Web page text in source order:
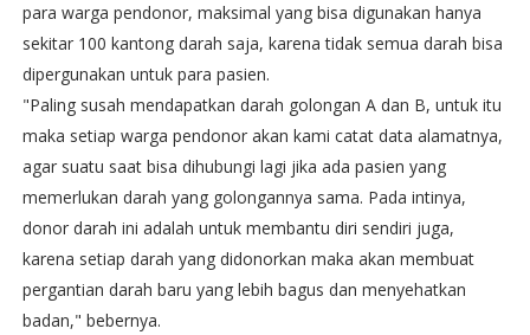
para warga pendonor, maksimal yang bisa digunakan hanya
sekitar 100 kantong darah saja, karena tidak semua darah bisa
dipergunakan untuk para pasien.
"Paling susah mendapatkan darah golongan A dan B, untuk itu
maka setiap warga pendonor akan kami catat data alamatnya,
agar suatu saat bisa dihubungi lagi jika ada pasien yang
memerlukan darah yang golongannya sama. Pada intinya,
donor darah ini adalah untuk membantu diri sendiri juga,
karena setiap darah yang didonorkan maka akan membuat
pergantian darah baru yang lebih bagus dan menyehatkan
badan," bebernya.